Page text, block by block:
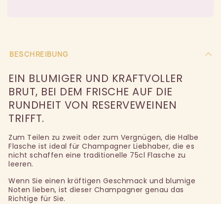
BESCHREIBUNG
EIN BLUMIGER UND KRAFTVOLLER
BRUT, BEI DEM FRISCHE AUF DIE
RUNDHEIT VON RESERVEWEINEN
TRIFFT.
Zum Teilen zu zweit oder zum Vergnügen, die Halbe
Flasche ist ideal für Champagner Liebhaber, die es
nicht schaffen eine traditionelle 75cl Flasche zu
leeren.
Wenn Sie einen kräftigen Geschmack und blumige
Noten lieben, ist dieser Champagner genau das
Richtige für Sie.